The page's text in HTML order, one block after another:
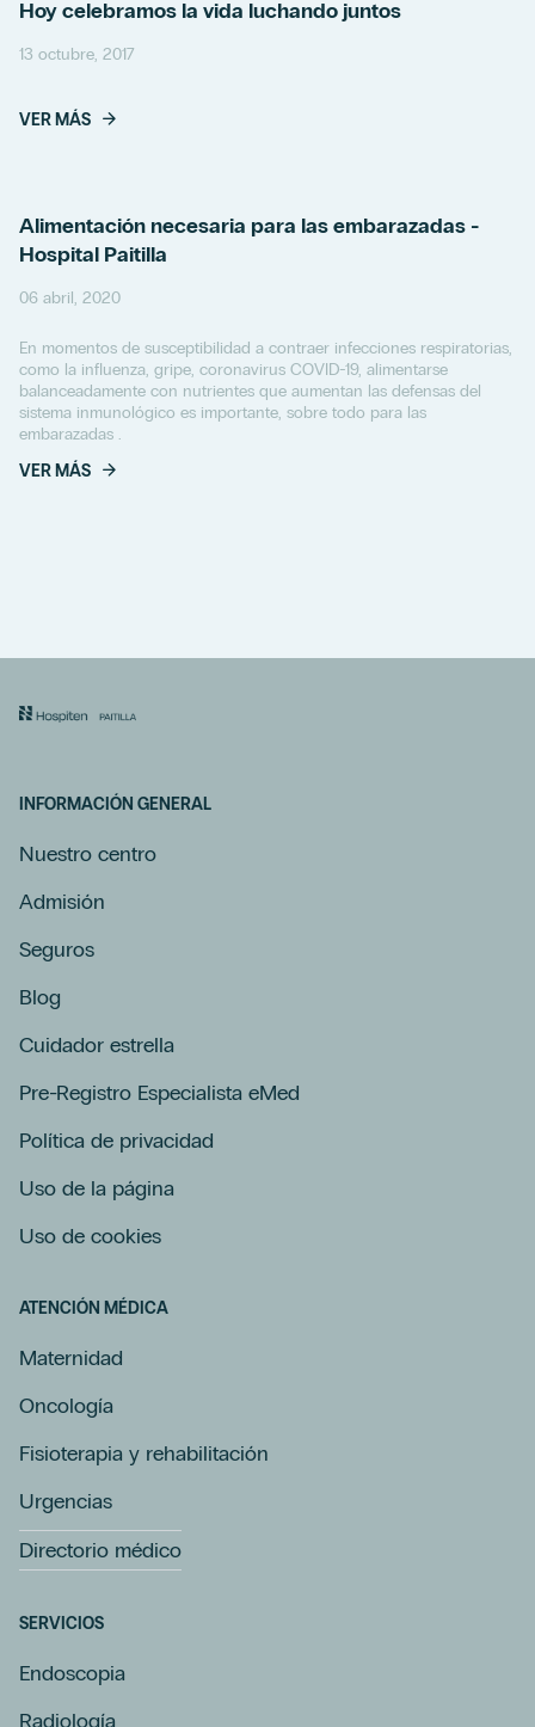
Hoy celebramos la vida luchando juntos
13 octubre, 2017
VER MÁS
Alimentación necesaria para las embarazadas -
Hospital Paitilla
06 abril, 2020
En momentos de susceptibilidad a contraer infecciones respiratorias,
como la influenza, gripe, coronavirus COVID-19, alimentarse
balanceadamente con nutrientes que aumentan las defensas del
sistema inmunológico es importante, sobre todo para las
embarazadas .
VER MÁS
INFORMACIÓN GENERAL
Nuestro centro
Admisión
Seguros
Blog
Cuidador estrella
Pre-Registro Especialista eMed
Política de privacidad
Uso de la página
Uso de cookies
ATENCIÓN MÉDICA
Maternidad
Oncología
Fisioterapia y rehabilitación
Urgencias
Directorio médico
SERVICIOS
Endoscopia
Radiología